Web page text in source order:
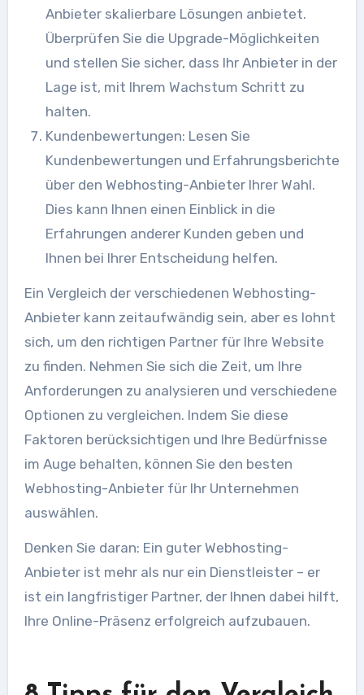
Anbieter skalierbare Lösungen anbietet.
Überprüfen Sie die Upgrade-Möglichkeiten
und stellen Sie sicher, dass Ihr Anbieter in der
Lage ist, mit Ihrem Wachstum Schritt zu
halten.
Kundenbewertungen: Lesen Sie
Kundenbewertungen und Erfahrungsberichte
über den Webhosting-Anbieter Ihrer Wahl.
Dies kann Ihnen einen Einblick in die
Erfahrungen anderer Kunden geben und
Ihnen bei Ihrer Entscheidung helfen.
Ein Vergleich der verschiedenen Webhosting-
Anbieter kann zeitaufwändig sein, aber es lohnt
sich, um den richtigen Partner für Ihre Website
zu finden. Nehmen Sie sich die Zeit, um Ihre
Anforderungen zu analysieren und verschiedene
Optionen zu vergleichen. Indem Sie diese
Faktoren berücksichtigen und Ihre Bedürfnisse
im Auge behalten, können Sie den besten
Webhosting-Anbieter für Ihr Unternehmen
auswählen.
Denken Sie daran: Ein guter Webhosting-
Anbieter ist mehr als nur ein Dienstleister – er
ist ein langfristiger Partner, der Ihnen dabei hilft,
Ihre Online-Präsenz erfolgreich aufzubauen.